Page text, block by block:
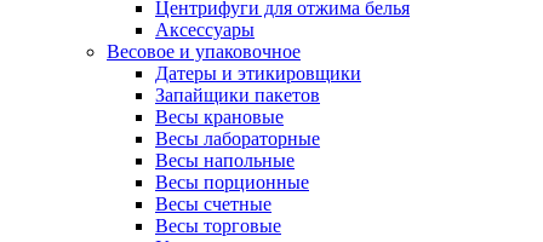
Центрифуги для отжима белья
Аксессуары
Весовое и упаковочное
Датеры и этикировщики
Запайщики пакетов
Весы крановые
Весы лабораторные
Весы напольные
Весы порционные
Весы счетные
Весы торговые